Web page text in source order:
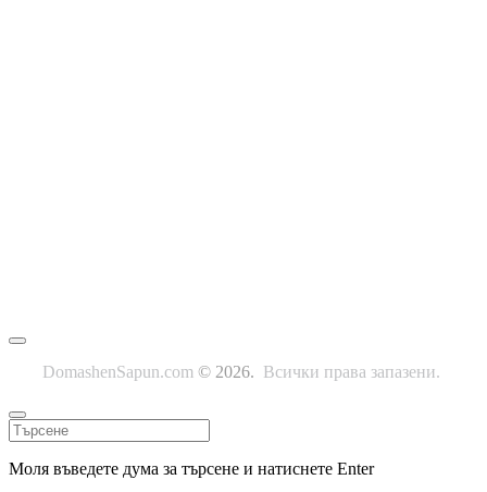
DomashenSapun.com © 2026. Всички права запазени.
Моля въведете дума за търсене и натиснете Enter